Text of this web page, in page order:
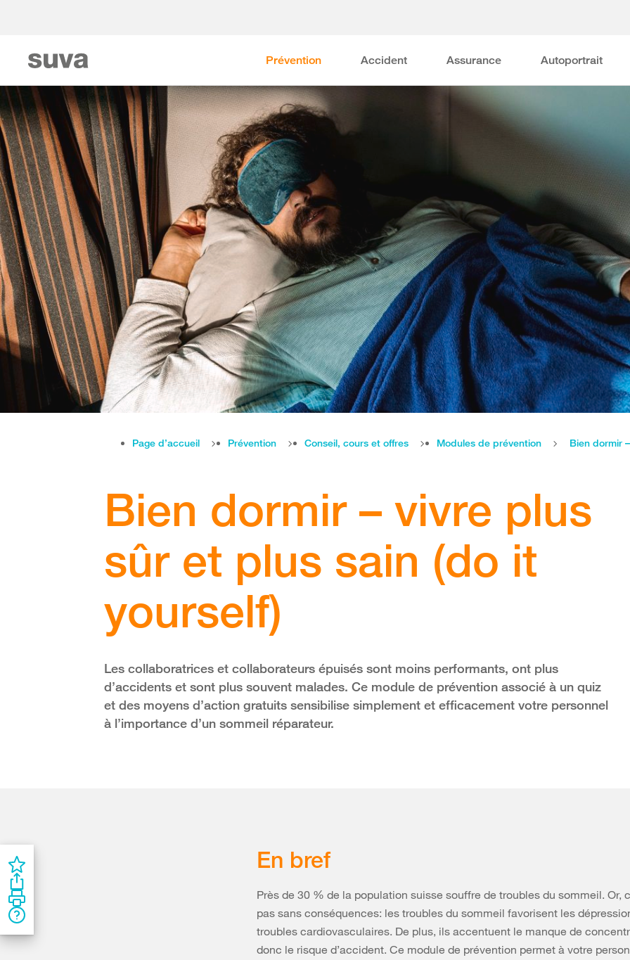
Prévention Accident Assurance Autoportrait
Page d’accueil Prévention Conseil, cours et offres Modules de prévention Bien dormir
Bien dormir – vivre plus
sûr et plus sain (do it
yourself)
Les collaboratrices et collaborateurs épuisés sont moins performants, ont plus
d’accidents et sont plus souvent malades. Ce module de prévention associé à un quiz
et des moyens d’action gratuits sensibilise simplement et efficacement votre personnel
à l’importance d’un sommeil réparateur.
En bref
Près de 30 % de la population suisse souffre de troubles du sommeil. Or,
pas sans conséquences: les troubles du sommeil favorisent les
troubles cardiovasculaires. De plus, ils accentuent le manque de
donc le risque d’accident. Ce module de prévention permet à votre